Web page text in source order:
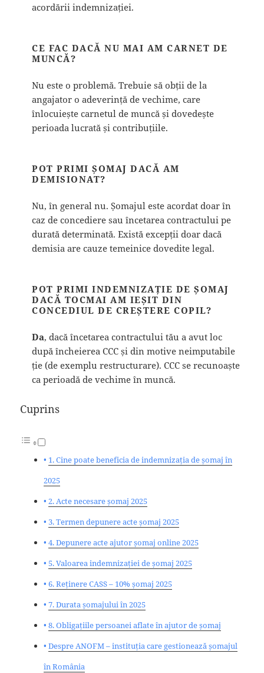
acordării indemnizației.
CE FAC DACĂ NU MAI AM CARNET DE
MUNCĂ?
Nu este o problemă. Trebuie să obții de la
angajator o adeverință de vechime, care
înlocuiește carnetul de muncă și dovedește
perioada lucrată și contribuțiile.
POT PRIMI ȘOMAJ DACĂ AM
DEMISIONAT?
Nu, în general nu. Șomajul este acordat doar în
caz de concediere sau încetarea contractului pe
durată determinată. Există excepții doar dacă
demisia are cauze temeinice dovedite legal.
POT PRIMI INDEMNIZAȚIE DE ȘOMAJ
DACĂ TOCMAI AM IEȘIT DIN
CONCEDIUL DE CREȘTERE COPIL?
Da, dacă încetarea contractului tău a avut loc
după încheierea CCC și din motive neimputabile
ție (de exemplu restructurare). CCC se recunoaște
ca perioadă de vechime în muncă.
Cuprins
1. Cine poate beneficia de indemnizația de șomaj în
2025
2. Acte necesare șomaj 2025
3. Termen depunere acte șomaj 2025
4. Depunere acte ajutor șomaj online 2025
5. Valoarea indemnizației de șomaj 2025
6. Reținere CASS – 10% șomaj 2025
7. Durata șomajului în 2025
8. Obligațiile persoanei aflate în ajutor de șomaj
Despre ANOFM – instituția care gestionează șomajul
în România